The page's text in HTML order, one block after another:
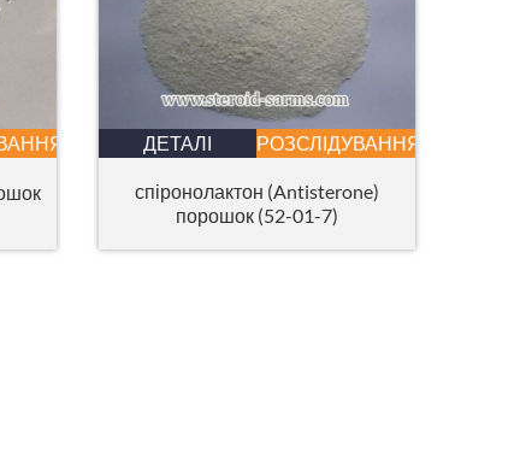
ДЕТАЛІ РОЗСЛІДУВАННЯ
спіронолактон (Antisterone)
порошок (52-01-7)